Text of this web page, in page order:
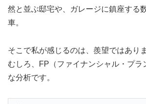
然と並ぶ邸宅や、ガレージに鎮座する
車。
そこで私が感じるのは、羨望ではあり
むしろ、FP（ファイナンシャル・プラ
な分析です。